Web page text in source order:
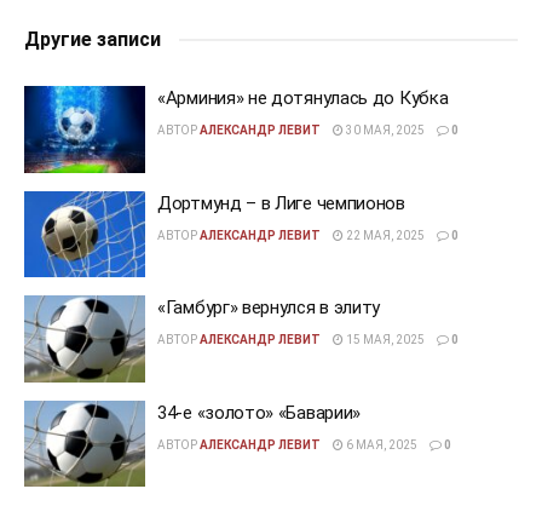
Другие записи
«Арминия» не дотянулась до Кубка
АВТОРАЛЕКСАНДР ЛЕВИТ 30 МАЯ, 2025 0
Дортмунд – в Лиге чемпионов
АВТОРАЛЕКСАНДР ЛЕВИТ 22 МАЯ, 2025 0
«Гамбург» вернулся в элиту
АВТОРАЛЕКСАНДР ЛЕВИТ 15 МАЯ, 2025 0
34-е «золото» «Баварии»
АВТОРАЛЕКСАНДР ЛЕВИТ 6 МАЯ, 2025 0